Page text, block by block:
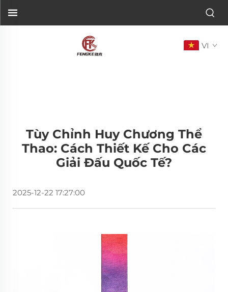
VI
Tùy Chỉnh Huy Chương Thể
Thao: Cách Thiết Kế Cho Các
Giải Đấu Quốc Tế?
2025-12-22 17:27:00